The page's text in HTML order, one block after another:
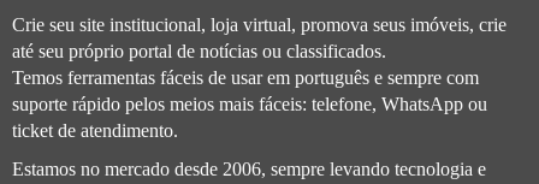
Crie seu site institucional, loja virtual, promova seus imóveis, crie
até seu próprio portal de notícias ou classificados.
Temos ferramentas fáceis de usar em português e sempre com
suporte rápido pelos meios mais fáceis: telefone, WhatsApp ou
ticket de atendimento.
Estamos no mercado desde 2006, sempre levando tecnologia e